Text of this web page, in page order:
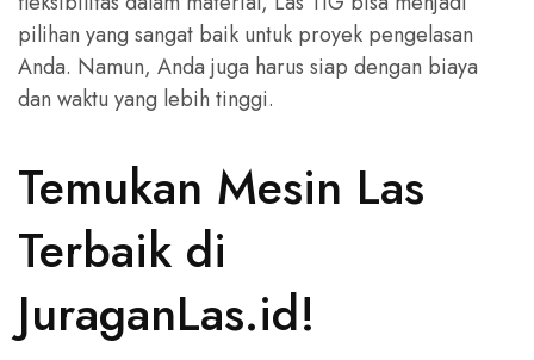
pilihan yang sangat baik untuk proyek pengelasan
Anda. Namun, Anda juga harus siap dengan biaya
dan waktu yang lebih tinggi.
Temukan Mesin Las
Terbaik di
JuraganLas.id!